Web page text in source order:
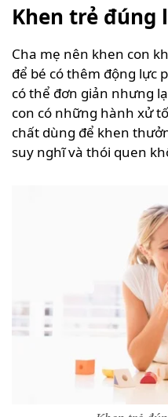
Khen trẻ đúng
Cha mẹ nên khen con
để bé có thêm động lực
có thể đơn giản nhưng
con có những hành xử
chất dùng để khen
suy nghĩ và thói quen